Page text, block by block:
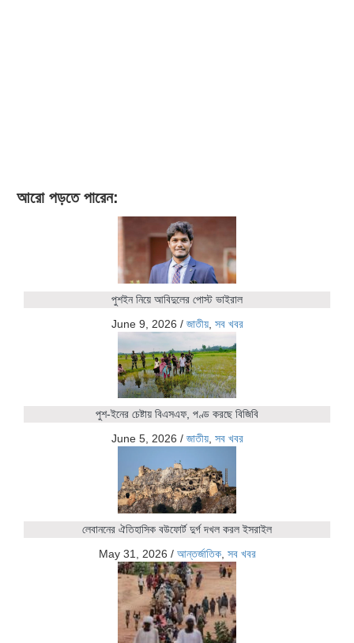
আরো পড়তে পারেন:
পুশইন নিয়ে আবিদুলের পোস্ট ভাইরাল
June 9, 2026 / জাতীয়, সব খবর
পুশ-ইনের চেষ্টায় বিএসএফ, পণ্ড করছে বিজিবি
June 5, 2026 / জাতীয়, সব খবর
লেবাননের ঐতিহাসিক বউফোর্ট দুর্গ দখল করল ইসরাইল
May 31, 2026 / আন্তর্জাতিক, সব খবর